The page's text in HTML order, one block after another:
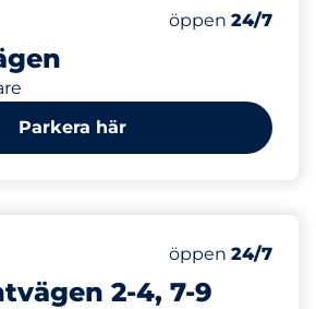
Antal
Electric Car
Fredag&nbsp
öppen 24/7
Parkera här
2-4, 7-9
Antal
Totalt antal
Fredag&nbsp
öppen 24/7